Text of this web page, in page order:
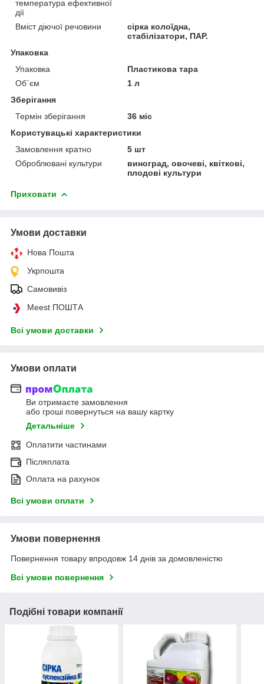
температура ефективної
дії
Вміст діючої речовини
сірка колоїдна,
стабілізатори, ПАР.
Упаковка
Упаковка
Пластикова тара
Об`єм
1 л
Зберігання
Термін зберігання
36 міс
Користувацькі характеристики
Замовлення кратно
5 шт
Оброблювані культури
виноград, овочеві, квіткові,
плодові культури
Приховати
Умови доставки
Нова Пошта
Укрпошта
Самовивіз
Meest ПОШТА
Всі умови доставки
Умови оплати
Ви отримаєте замовлення
або гроші повернуться на вашу картку
Детальніше
Оплатити частинами
Післяплата
Оплата на рахунок
Всі умови оплати
Умови повернення
Повернення товару впродовж 14 днів за домовленістю
Всі умови повернення
Подібні товари компанії